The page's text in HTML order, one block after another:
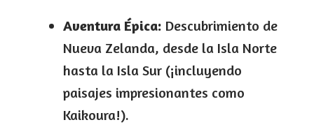
Aventura Épica: Descubrimiento de
Nueva Zelanda, desde la Isla Norte
hasta la Isla Sur (¡incluyendo
paisajes impresionantes como
Kaikoura!).